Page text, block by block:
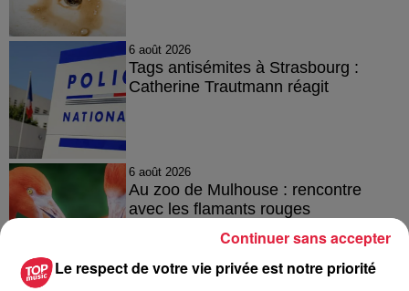
6 août 2026
Tags antisémites à Strasbourg :
Catherine Trautmann réagit
6 août 2026
Au zoo de Mulhouse : rencontre
avec les flamants rouges
Le respect de votre vie privée est notre priorité
Continuer sans accepter